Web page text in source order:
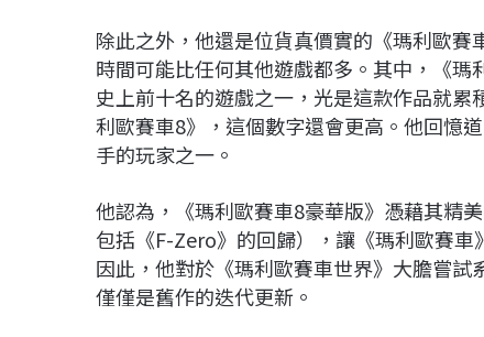
除此之外，他還是位貨真價實的《瑪利歐
時間可能比任何其他遊戲都多。其中，《
史上前十名的遊戲之一，光是這款作品就累
利歐賽車8》，這個數字還會更高。他回憶
手的玩家之一。
他認為，《瑪利歐賽車8豪華版》憑藉其精
包括《F-Zero》的回歸），讓《瑪利歐賽
因此，他對於《瑪利歐賽車世界》大膽嘗試
僅僅是舊作的迭代更新。